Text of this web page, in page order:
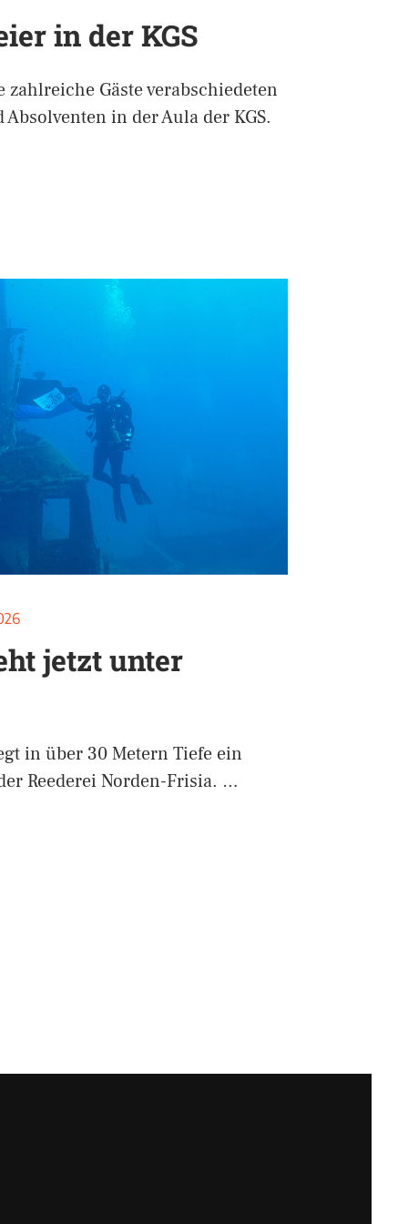
in der KGS
Gäste verabschiedeten
in der Aula der KGS.
jetzt unter
in über 30 Metern Tiefe ein
Reederei Norden-Frisia. …